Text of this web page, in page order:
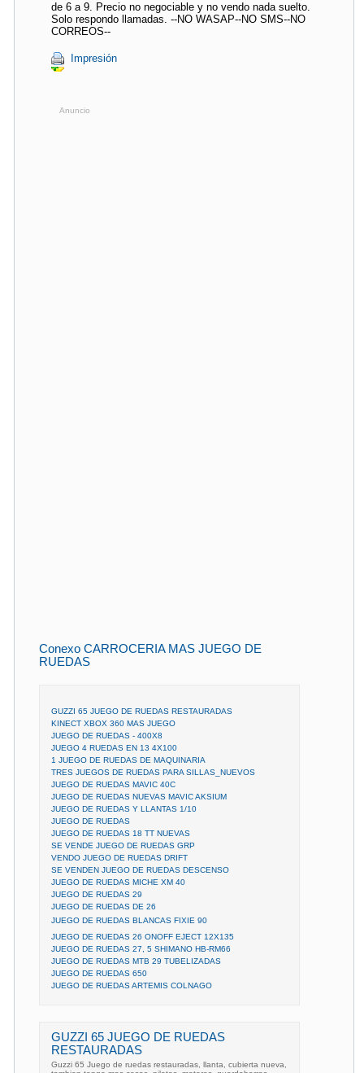
de 6 a 9. Precio no negociable y no vendo nada suelto.
Solo respondo llamadas. --NO WASAP--NO SMS--NO
CORREOS--
Impresión
Anuncio
Conexo CARROCERIA MAS JUEGO DE
RUEDAS
GUZZI 65 JUEGO DE RUEDAS RESTAURADAS
KINECT XBOX 360 MAS JUEGO
JUEGO DE RUEDAS - 400X8
JUEGO 4 RUEDAS EN 13 4X100
1 JUEGO DE RUEDAS DE MAQUINARIA
TRES JUEGOS DE RUEDAS PARA SILLAS_NUEVOS
JUEGO DE RUEDAS MAVIC 40C
JUEGO DE RUEDAS NUEVAS MAVIC AKSIUM
JUEGO DE RUEDAS Y LLANTAS 1/10
JUEGO DE RUEDAS
JUEGO DE RUEDAS 18 TT NUEVAS
SE VENDE JUEGO DE RUEDAS GRP
VENDO JUEGO DE RUEDAS DRIFT
SE VENDEN JUEGO DE RUEDAS DESCENSO
JUEGO DE RUEDAS MICHE XM 40
JUEGO DE RUEDAS 29
JUEGO DE RUEDAS DE 26
JUEGO DE RUEDAS BLANCAS FIXIE 90
JUEGO DE RUEDAS 26 ONOFF EJECT 12X135
JUEGO DE RUEDAS 27, 5 SHIMANO HB-RM66
JUEGO DE RUEDAS MTB 29 TUBELIZADAS
JUEGO DE RUEDAS 650
JUEGO DE RUEDAS ARTEMIS COLNAGO
GUZZI 65 JUEGO DE RUEDAS
RESTAURADAS
Guzzi 65 Juego de ruedas restauradas, llanta, cubierta nueva,